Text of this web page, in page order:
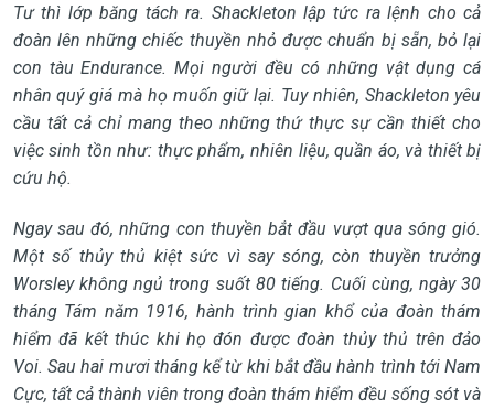
Tư thì lớp băng tách ra. Shackleton lập tức ra lệnh cho cả
đoàn lên những chiếc thuyền nhỏ được chuẩn bị sẵn, bỏ lại
con tàu Endurance. Mọi người đều có những vật dụng cá
nhân quý giá mà họ muốn giữ lại. Tuy nhiên, Shackleton yêu
cầu tất cả chỉ mang theo những thứ thực sự cần thiết cho
việc sinh tồn như: thực phẩm, nhiên liệu, quần áo, và thiết bị
cứu hộ.
Ngay sau đó, những con thuyền bắt đầu vượt qua sóng gió.
Một số thủy thủ kiệt sức vì say sóng, còn thuyền trưởng
Worsley không ngủ trong suốt 80 tiếng. Cuối cùng, ngày 30
tháng Tám năm 1916, hành trình gian khổ của đoàn thám
hiểm đã kết thúc khi họ đón được đoàn thủy thủ trên đảo
Voi. Sau hai mươi tháng kể từ khi bắt đầu hành trình tới Nam
Cực, tất cả thành viên trong đoàn thám hiểm đều sống sót và